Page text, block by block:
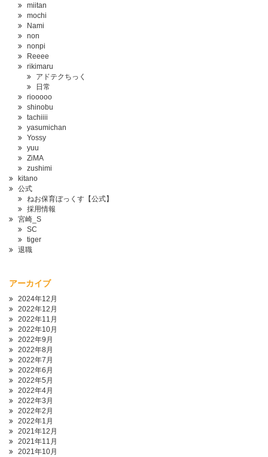
miitan
mochi
Nami
non
nonpi
Reeee
rikimaru
アドテクちっく
日常
riooooo
shinobu
tachiiii
yasumichan
Yossy
yuu
ZiMA
zushimi
kitano
公式
ねお保育ぼっくす【公式】
採用情報
宮崎_S
SC
tiger
退職
アーカイブ
2024年12月
2022年12月
2022年11月
2022年10月
2022年9月
2022年8月
2022年7月
2022年6月
2022年5月
2022年4月
2022年3月
2022年2月
2022年1月
2021年12月
2021年11月
2021年10月